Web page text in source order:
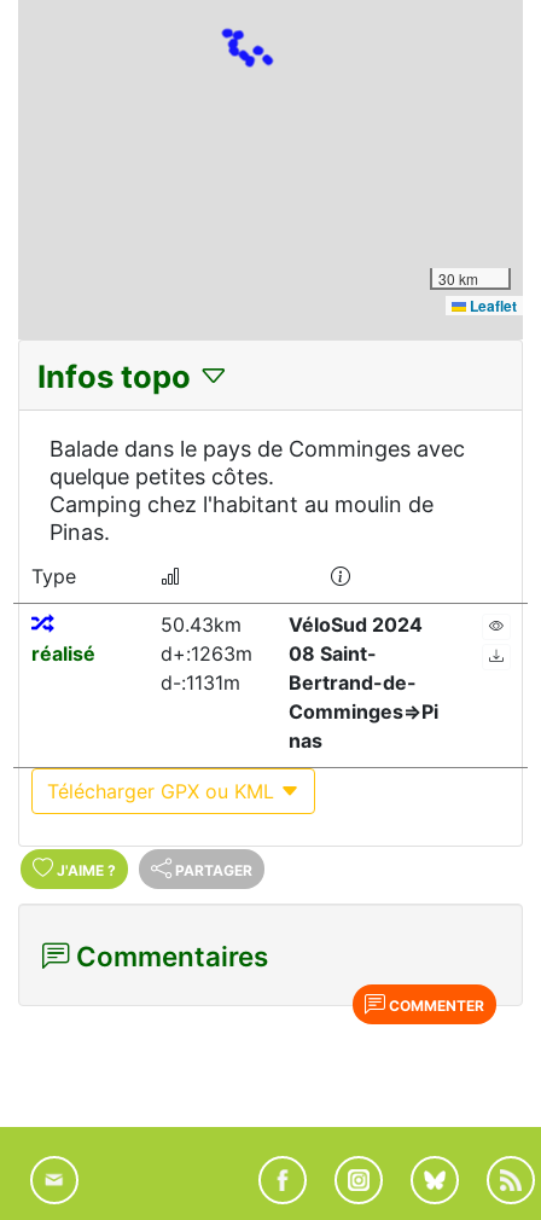
30 km
Leaflet
Infos topo
Balade dans le pays de Comminges avec
quelque petites côtes.
Camping chez l'habitant au moulin de
Pinas.
Type
réalisé
50.43km
d+:1263m
d-:1131m
VéloSud 2024
08 Saint-
Bertrand-de-
Comminges=>Pi
nas
Télécharger GPX ou KML
J'AIME ? PARTAGER
Commentaires
COMMENTER